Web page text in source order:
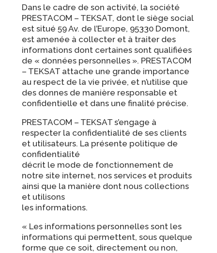
Dans le cadre de son activité, la société
PRESTACOM – TEKSAT, dont le siège social
est situé 59 Av. de l’Europe, 95330 Domont,
est amenée à collecter et à traiter des
informations dont certaines sont qualifiées
de « données personnelles ». PRESTACOM
– TEKSAT attache une grande importance
au respect de la vie privée, et n’utilise que
des donnes de manière responsable et
confidentielle et dans une finalité précise.
PRESTACOM – TEKSAT s’engage à
respecter la confidentialité de ses clients
et utilisateurs. La présente politique de
confidentialité
décrit le mode de fonctionnement de
notre site internet, nos services et produits
ainsi que la manière dont nous collections
et utilisons
les informations.
« Les informations personnelles sont les
informations qui permettent, sous quelque
forme que ce soit, directement ou non,